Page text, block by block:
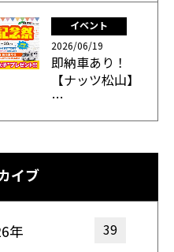
イベント
2026/06/19
即納車あり！
【ナッツ松山】
…
イブ
年 39